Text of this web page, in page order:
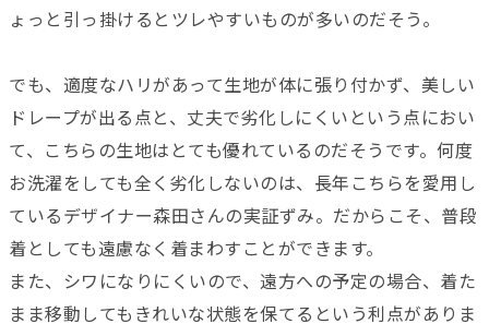
ょっと引っ掛けるとツレやすいものが多いのだそう。
でも、適度なハリがあって生地が体に張り付かず、美しい
ドレープが出る点と、丈夫で劣化しにくいという点におい
て、こちらの生地はとても優れているのだそうです。何度
お洗濯をしても全く劣化しないのは、長年こちらを愛用し
ているデザイナー森田さんの実証ずみ。だからこそ、普段
着としても遠慮なく着まわすことができます。
また、シワになりにくいので、遠方への予定の場合、着た
まま移動してもきれいな状態を保てるという利点がありま